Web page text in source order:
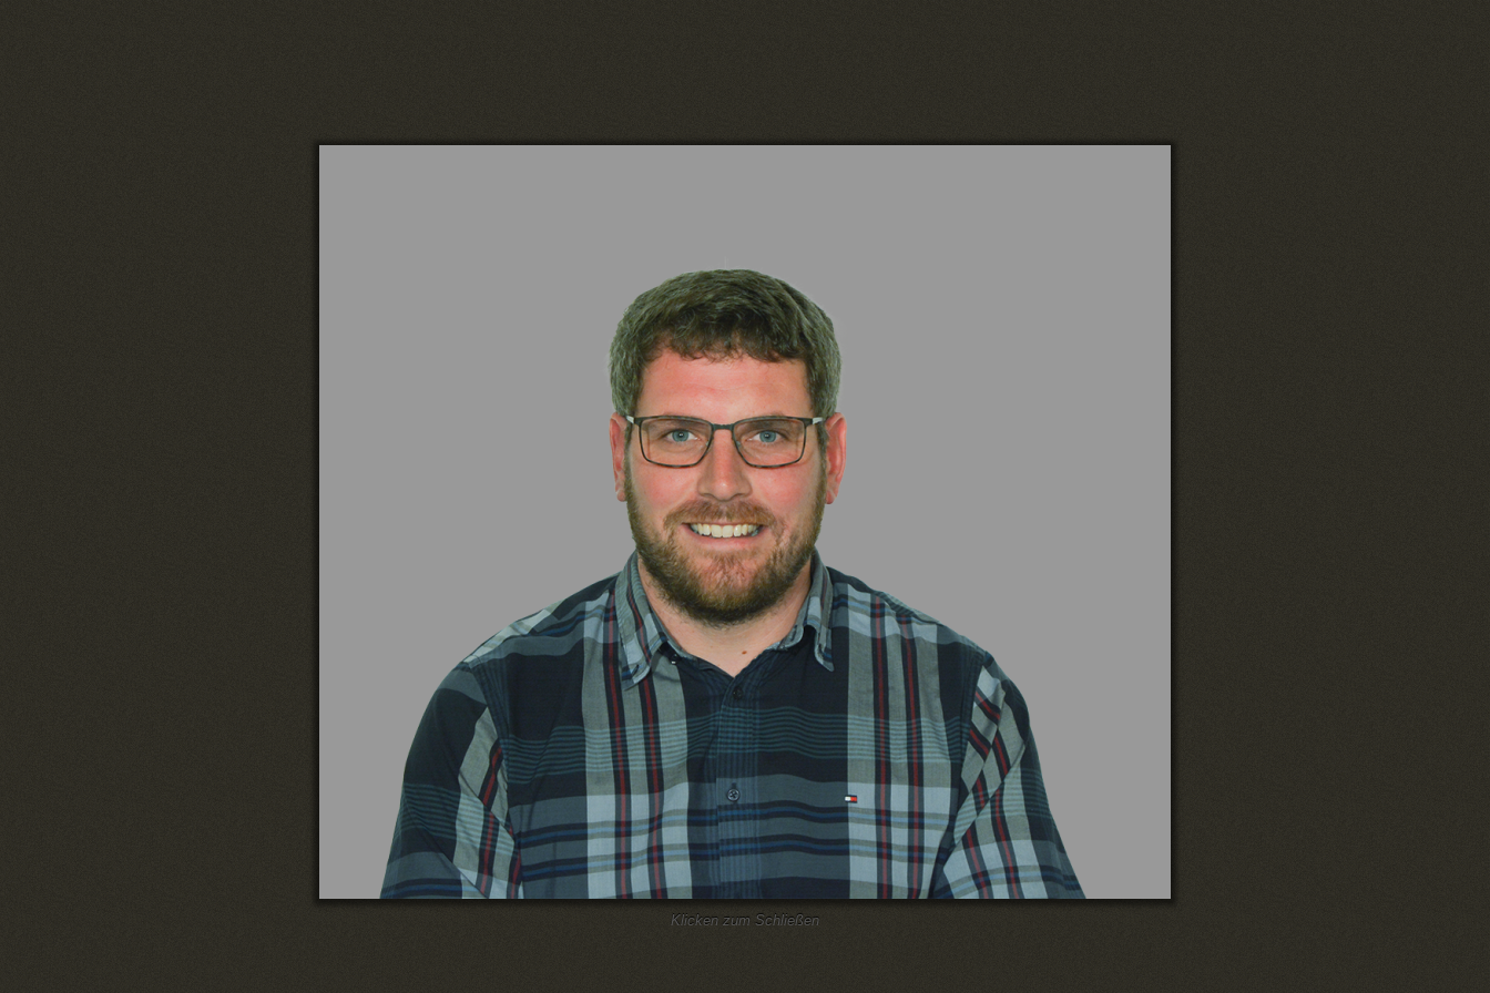
Klicken zum Schließen